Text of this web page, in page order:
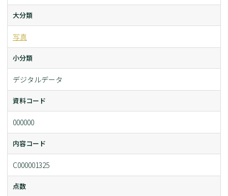
大分類
写真
小分類
デジタルデータ
資料コード
000000
内容コード
C000001325
点数